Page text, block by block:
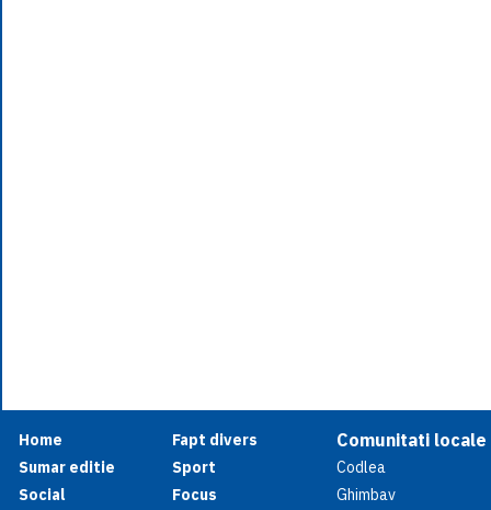
Home
Sumar editie
Social
Fapt divers
Sport
Focus
Comunitati locale
Codlea
Ghimbav